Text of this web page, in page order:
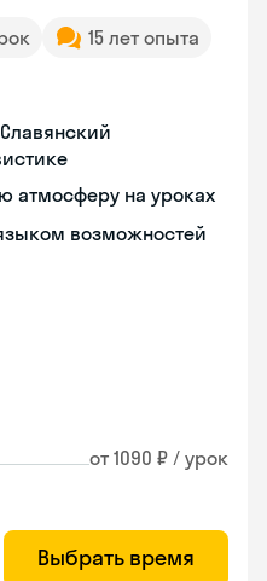
15 лет опыта
атмосферу на уроках
возможностей
от 1090 ₽ / урок
Выбрать время